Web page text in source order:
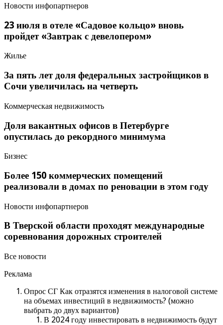
Новости инфопартнеров
23 июля в отеле «Садовое кольцо» вновь
пройдет «Завтрак с девелопером»
Жилье
За пять лет доля федеральных застройщиков в
Сочи увеличилась на четверть
Коммерческая недвижимость
Доля вакантных офисов в Петербурге
опустилась до рекордного минимума
Бизнес
Более 150 коммерческих помещений
реализовали в домах по реновации в этом году
Новости инфопартнеров
В Тверской области проходят международные
соревнования дорожных строителей
Все новости
Реклама
Опрос СГ Как отразятся изменения в налоговой системе
на объемах инвестиций в недвижимость? (можно
выбрать до двух вариантов)
В 2024 году инвестировать в недвижимость будут